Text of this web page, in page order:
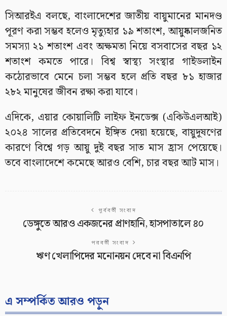
সিআরইএ বলছে, বাংলাদেশের জাতীয় বায়ুমানের মানদণ্ড
পূরণ করা সম্ভব হলেও মৃত্যুহার ১৯ শতাংশ, আয়ুষ্কালজনিত
সমস্যা ২১ শতাংশ এবং অক্ষমতা নিয়ে বসবাসের বছর ১২
শতাংশ কমতে পারে। বিশ্ব স্বাস্থ্য সংস্থার গাইডলাইন
কঠোরভাবে মেনে চলা সম্ভব হলে প্রতি বছর ৮১ হাজার
২৮২ মানুষের জীবন রক্ষা করা যাবে।
এদিকে, এয়ার কোয়ালিটি লাইফ ইনডেক্স (একিউএলআই)
২০২৪ সালের প্রতিবেদনে ইঙ্গিত দেয়া হয়েছে, বায়ুদূষণের
কারণে বিশ্বে গড় আয়ু দুই বছর সাত মাস হ্রাস পেয়েছে।
তবে বাংলাদেশে কমেছে আরও বেশি, চার বছর আট মাস।
পূর্ববর্তী সংবাদ
ডেঙ্গুতে আরও একজনের প্রাণহানি, হাসপাতালে ৪০
পরবর্তী সংবাদ
ঋণ খেলাপিদের মনোনয়ন দেবে না বিএনপি
এ সম্পর্কিত আরও পড়ুন